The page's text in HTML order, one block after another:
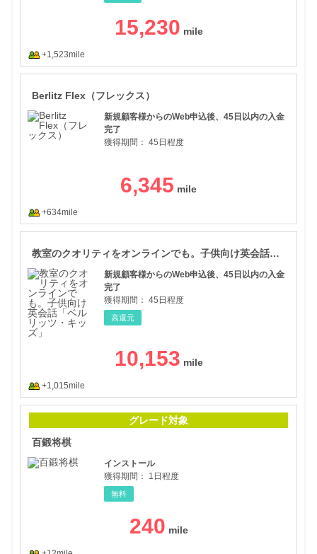
15,230
+1,523mile
Berlitz Flex（フレックス）
新規顧客様からのWeb申込後、45日以内の入金
完了
獲得期間： 45日程度
6,345
+634mile
教室のクオリティをオンラインでも。子供向け英会話「ベルリッツ・キッズ」
新規顧客様からのWeb申込後、45日以内の入金
完了
獲得期間： 45日程度
高還元
10,153
+1,015mile
グレード対象
百鍛将棋
インストール
獲得期間：
1日程度
無料
240